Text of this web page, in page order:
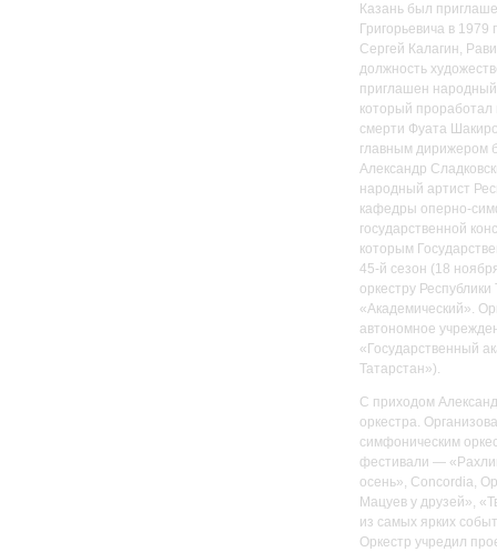
Казань был
Григорьевича в
Сергей Калагин,
должность
приглашен
который проработал
смерти Фуата
главным дирижером
Александр
народный артист
кафедры оперно-
государственной
которым
45-й сезон (18
оркестру
«Академический».
автономное
«Государственный
Татарстан»).
С приходом
оркестра.
симфоническим
фестивали —
осень», Concordia,
Мацуев у друзей»,
из самых ярких
Оркестр учредил